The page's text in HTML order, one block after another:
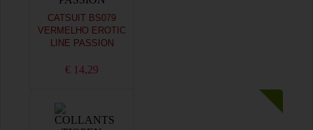
CATSUIT BS079
VERMELHO EROTIC
LINE PASSION
€ 14,29